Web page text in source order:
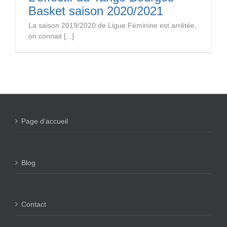
Basket saison 2020/2021
La saison 2019/2020 de Ligue Féminine est arrêtée,
on connait [...]
Page d’accueil
Blog
Contact